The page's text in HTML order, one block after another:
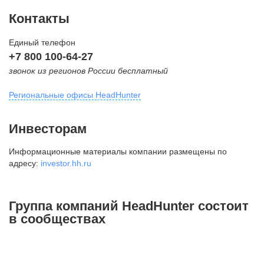
Контакты
Единый телефон
+7 800 100-64-27
звонок из регионов России бесплатный
Региональные офисы HeadHunter
внутригородская территория
Муниципальный округ Тверской,
2-я Брестская ул., д. 48,
+7 495 980-64-27
Инвесторам
Информационные материалы компании размещены по
адресу: investor.hh.ru
Группа компаний HeadHunter состоит
в сообществах